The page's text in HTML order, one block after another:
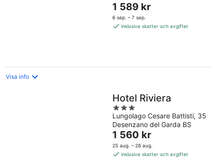
5
Priset
är
1 589 kr
1 589 kr
6 sep. – 7 sep.
inklusive skatter och avgifter
Visa info
Hotel Riviera
3
out
of
5
Lungolago Cesare Battisti, 35
Desenzano del Garda BS
Priset
är
1 560 kr
1 560 kr
25 aug. – 26 aug.
inklusive skatter och avgifter